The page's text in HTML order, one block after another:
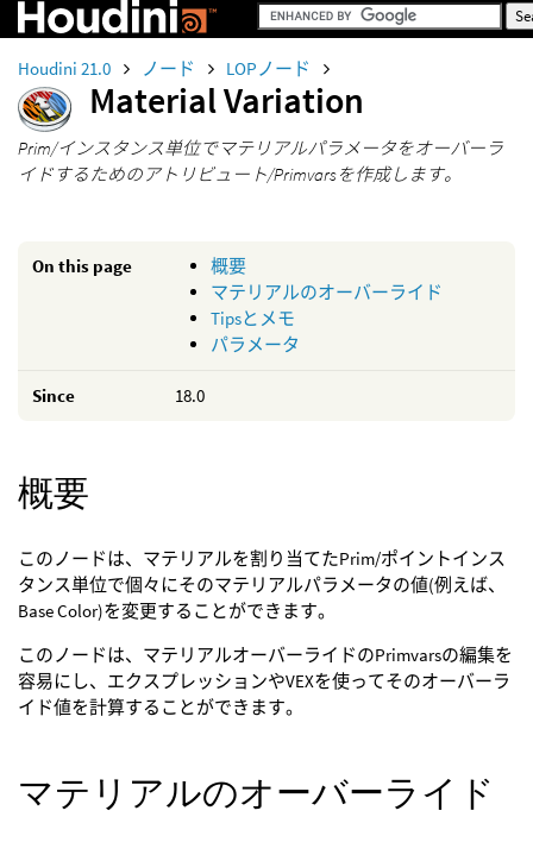
Houdini 21.0 ノード LOPノード
Material Variation
Prim/インスタンス単位でマテリアルパラメータをオーバーラ
イドするためのアトリビュート/Primvarsを作成します。
On this page
概要
マテリアルのオーバーライド
Tipsとメモ
パラメータ
Since 18.0
概要
このノードは、マテリアルを割り当てたPrim/ポイントインス
タンス単位で個々にそのマテリアルパラメータの値(例えば、
Base Color)を変更することができます。
このノードは、マテリアルオーバーライドのPrimvarsの編集を
容易にし、エクスプレッションやVEXを使ってそのオーバーラ
イド値を計算することができます。
マテリアルのオーバーライド